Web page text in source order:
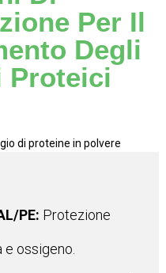
Per Il
Degli
Proteici
PE: Protezione
ossigeno.